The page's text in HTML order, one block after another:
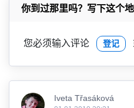
你到过那里吗？写下这个
您必须输入评论 登记
Iveta Třasáková